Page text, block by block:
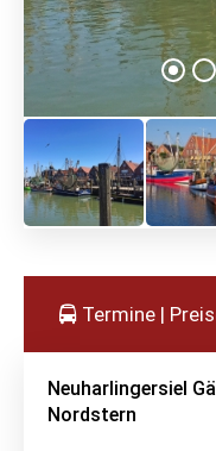
Termine |
Neuharlingersiel
Nordstern